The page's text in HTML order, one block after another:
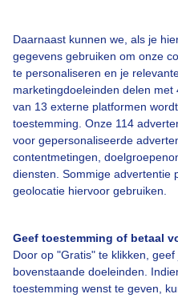
Daarnaast kunnen we, als je
gegevens gebruiken om onze
te personaliseren en je
marketingdoeleinden delen
van 13 externe platformen
toestemming. Onze 114
voor gepersonaliseerde
contentmetingen,
diensten. Sommige advertentie
geolocatie hiervoor gebruiken.
Geef toestemming of betaal
Door op "Gratis" te klikken,
bovenstaande doeleinden.
toestemming wenst te geven,
Een
Over Buienradar
Bedrijfsgegevens